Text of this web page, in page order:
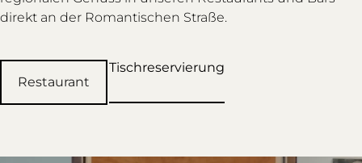
direkt an der Romantischen Straße.
Restaurant
Tischreservierung